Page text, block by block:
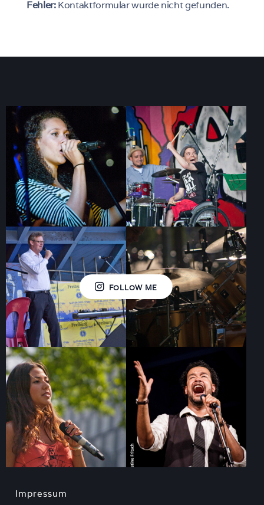
Fehler:Kontaktformular wurde nicht gefunden.
FOLLOW ME
Impressum